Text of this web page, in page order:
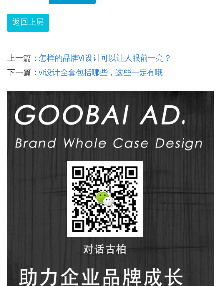
返回上层
上一篇： 怎样的品牌VI设计可以让人眼前一亮？
下一篇： vi设计全套包括哪些，这些一定有哦